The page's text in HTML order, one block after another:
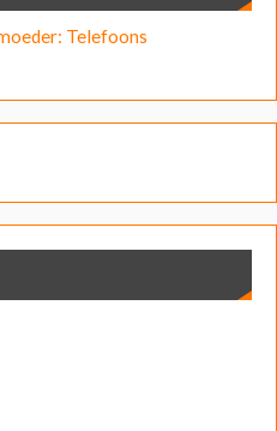
Telefoons